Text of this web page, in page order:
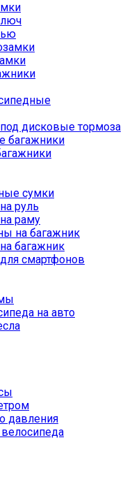
дисковые тормоза
багажники
сумки
руль
раму
на багажник
багажник
смартфонов
на авто
давления